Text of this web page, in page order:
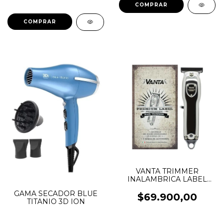
GAMA SECADOR BLUE
TITANIO 3D ION
VANTA TRIMMER
INALAMBRICA LABEL
$69.900,00